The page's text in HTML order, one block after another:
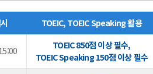
TOEIC, TOEIC Speaking 활용
TOEIC 850점 이상 필수,
TOEIC Speaking 150점 이상 필수